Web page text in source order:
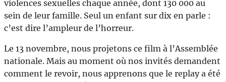
violences sexuelles chaque année, dont 130 000 au
sein de leur famille. Seul un enfant sur dix en parle :
c’est dire l’ampleur de l’horreur.
Le 13 novembre, nous projetons ce film à l’Assemblée
nationale. Mais au moment où nos invités demandent
comment le revoir, nous apprenons que le replay a été